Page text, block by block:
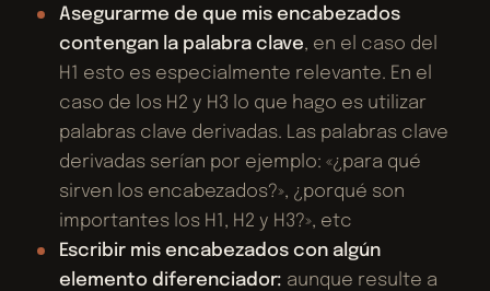
Asegurarme de que mis encabezados
contengan la palabra clave, en el caso del
H1 esto es especialmente relevante. En el
caso de los H2 y H3 lo que hago es utilizar
palabras clave derivadas. Las palabras clave
derivadas serían por ejemplo: «¿para qué
sirven los encabezados?», ¿porqué son
importantes los H1, H2 y H3?», etc
Escribir mis encabezados con algún
elemento diferenciador: aunque resulte a